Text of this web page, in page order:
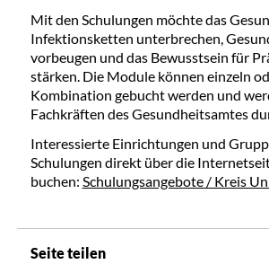
Mit den Schulungen möchte das
Infektionsketten unterbrechen,
vorbeugen und das Bewusstsein für
stärken. Die Module können einzeln
Kombination gebucht werden und
Fachkräften des Gesundheitsamtes
Interessierte Einrichtungen und
Schulungen direkt über die
buchen: Schulungsangebote / Kreis
Seite teilen